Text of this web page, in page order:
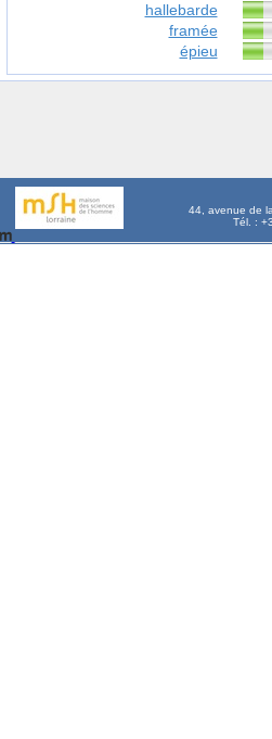
hallebarde
framée
épieu
44, avenue de
Tél. :